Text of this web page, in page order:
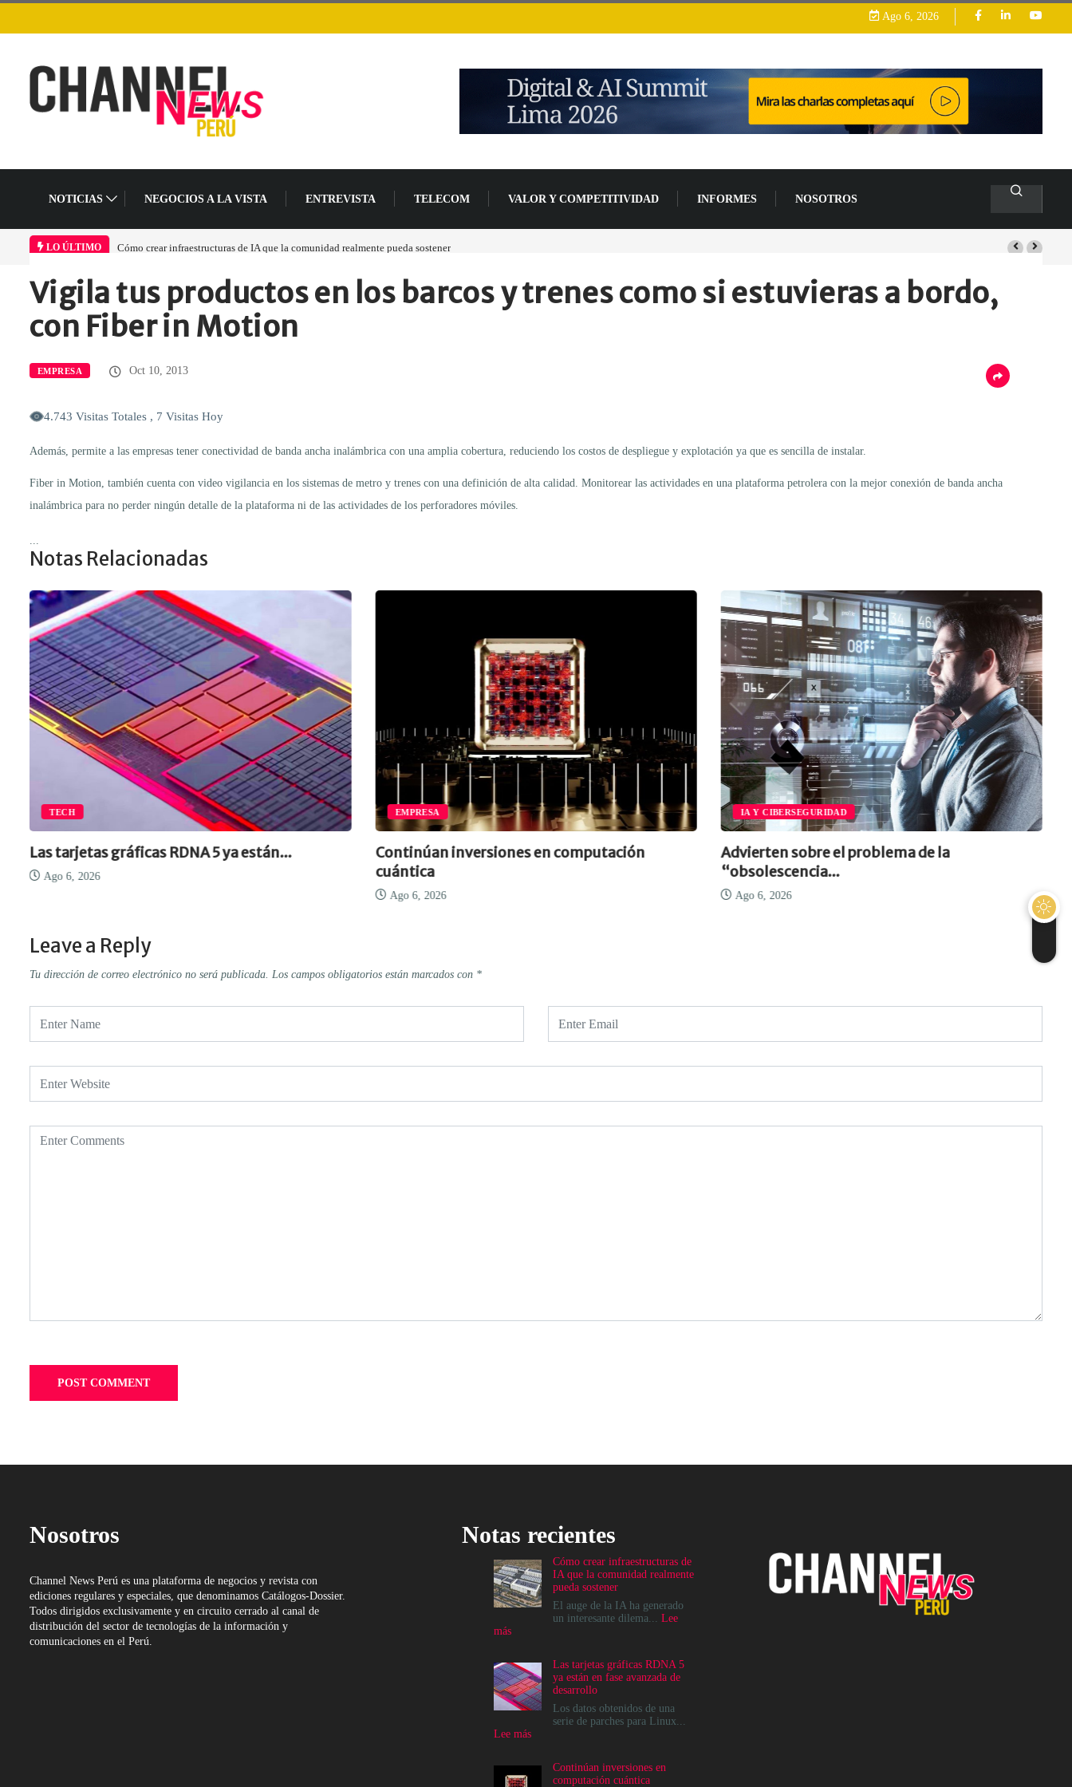
Ago 6, 2026
NOTICIAS NEGOCIOS A LA VISTA ENTREVISTA TELECOM VALOR Y COMPETITIVIDAD INFORMES NOSOTROS
LO ÚLTIMO Cómo crear infraestructuras de IA que la comunidad realmente pueda sostener
Home Empresa Vigila tus productos…
Vigila tus productos en los barcos y trenes como si estuvieras a bordo,
con Fiber in Motion
EMPRESA Oct 10, 2013
4.743 Visitas Totales , 7 Visitas Hoy
Además, permite a las empresas tener conectividad de banda ancha inalámbrica con una amplia cobertura, reduciendo los costos de despliegue y explotación ya que es sencilla de instalar.
Fiber in Motion, también cuenta con video vigilancia en los sistemas de metro y trenes con una definición de alta calidad. Monitorear las actividades en una plataforma petrolera con la mejor conexión de banda ancha
inalámbrica para no perder ningún detalle de la plataforma ni de las actividades de los perforadores móviles.
Notas Relacionadas
TECH
Las tarjetas gráficas RDNA 5 ya están...
Ago 6, 2026
EMPRESA
Continúan inversiones en computación
cuántica
Ago 6, 2026
IA Y CIBERSEGURIDAD
Advierten sobre el problema de la
“obsolescencia...
Ago 6, 2026
Leave a Reply
Tu dirección de correo electrónico no será publicada. Los campos obligatorios están marcados con *
Nosotros
Channel News Perú es una plataforma de negocios y revista con
ediciones regulares y especiales, que denominamos Catálogos-Dossier.
Todos dirigidos exclusivamente y en circuito cerrado al canal de
distribución del sector de tecnologías de la información y
comunicaciones en el Perú.
Notas recientes
Cómo crear infraestructuras de
IA que la comunidad realmente
pueda sostener
El auge de la IA ha generado
un interesante dilema... Lee
más:
infraestructuras
de
IA
que
comunidad
Las tarjetas gráficas RDNA 5
ya están en fase avanzada de
desarrollo
Los datos obtenidos de una
serie de parches para Linux...
Lee más:
gráficas
RDNA
Continúan inversiones en
computación cuántica